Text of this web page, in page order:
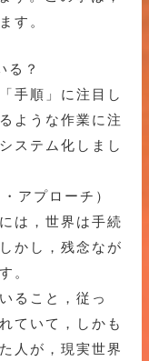
す。
る？
手順」に注目し
ような作業に注
ステム化しまし
アプローチ）
は，世界は手続
かし，残念なが
。
ること，従っ
ていて，しかも
人が，現実世界